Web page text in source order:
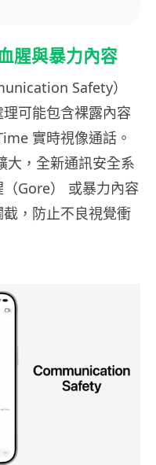
腥與暴力內容
Safety）
可能包含裸露內容
實時視像通話。
大，全新通訊安全系
Gore） 或暴力內容
，防止不良視覺衝